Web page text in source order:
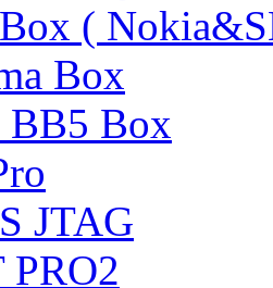
(
Box
Box
JTAG
PRO2